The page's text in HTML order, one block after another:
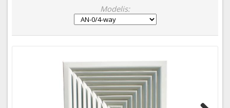
Modelis: